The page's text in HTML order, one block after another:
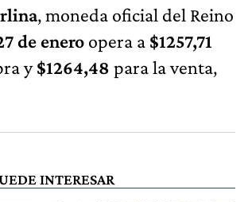
, moneda oficial del Reino
de enero opera a $1257,71
y$1264,48 para la venta,
INTERESAR